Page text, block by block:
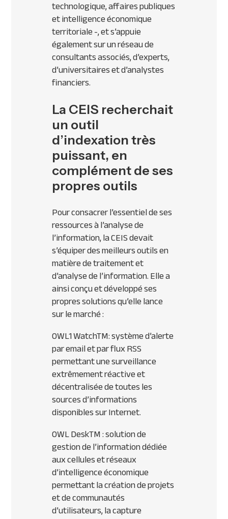
technologique, affaires publiques
et intelligence économique
territoriale -, et s’appuie
également sur un réseau de
consultants associés, d’experts,
d’universitaires et d’analystes
financiers.
La CEIS recherchait
un outil
d’indexation très
puissant, en
complément de ses
propres outils
Pour consacrer l’essentiel de ses
ressources à l’analyse de
l’information, la CEIS devait
s’équiper des meilleurs outils en
matière de traitement et
d’analyse de l’information. Elle a
ainsi conçu et développé ses
propres solutions qu’elle lance
sur le marché :
OWL1 WatchTM: système d’alerte
par email et par flux RSS
permettant une surveillance
extrêmement réactive et
décentralisée de toutes les
sources d’informations
disponibles sur Internet.
OWL DeskTM : solution de
gestion de l’information dédiée
aux cellules et réseaux
d’intelligence économique
permettant la création de projets
et de communautés
d’utilisateurs, la capture